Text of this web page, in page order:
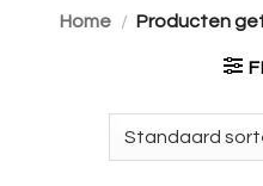
Home / Producten